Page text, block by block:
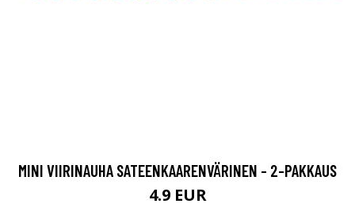
MINI VIIRINAUHA SATEENKAARENVÄRINEN - 2-PAKKAUS
4.9 EUR